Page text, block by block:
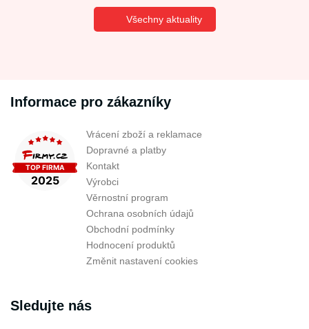
Všechny aktuality
Informace pro zákazníky
Vrácení zboží a reklamace
Dopravné a platby
Kontakt
Výrobci
Věrnostní program
Ochrana osobních údajů
Obchodní podmínky
Hodnocení produktů
Změnit nastavení cookies
Sledujte nás